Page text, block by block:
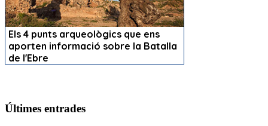
Últimes entrades